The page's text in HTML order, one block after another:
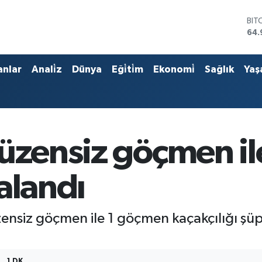
Anali̇z Dünya Eği̇ti̇m Ekonomi̇ Sağlık
göçmen
göçmen ile 1 göçmen kaçakçılığı